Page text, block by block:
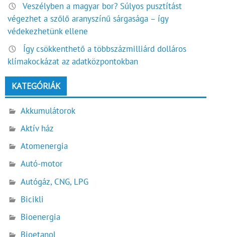
Veszélyben a magyar bor? Súlyos pusztítást
végezhet a szőlő aranyszínű sárgasága – így
védekezhetünk ellene
Így csökkenthető a többszázmilliárd dolláros
klímakockázat az adatközpontokban
KATEGÓRIÁK
Akkumulátorok
Aktív ház
Atomenergia
Autó-motor
Autógáz, CNG, LPG
Bicikli
Bioenergia
Bioetanol